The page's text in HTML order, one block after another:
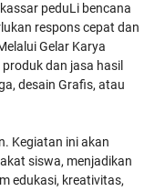
peduLi bencana
respons cepat dan
Gelar Karya
dan jasa hasil
desain Grafis, atau
Kegiatan ini akan
siswa, menjadikan
edukasi, kreativitas,